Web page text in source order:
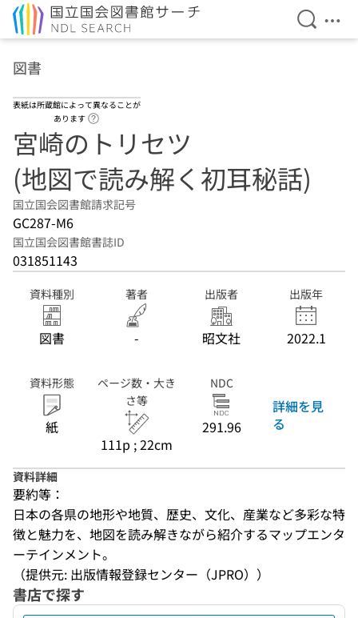
検索を
メ
図書
表紙は所蔵館によって異なることが
あります
宮崎のトリセツ
(地図で読み解く初耳秘話)
国立国会図書館請求記号
GC287-M6
国立国会図書館書誌ID
031851143
資料種別
図書
著者
-
出版者
昭文社
出版年
2022.1
資料形態
紙
ページ数・大き
さ等
111p ; 22cm
NDC
291.96
詳細を見
る
資料詳細
要約等：
日本の各県の地形や地質、歴史、文化、産業など多彩な特
徴と魅力を、地図を読み解きながら紹介するマップエンタ
ーテインメント。
（提供元: 出版情報登録センター（JPRO））
書店で探す